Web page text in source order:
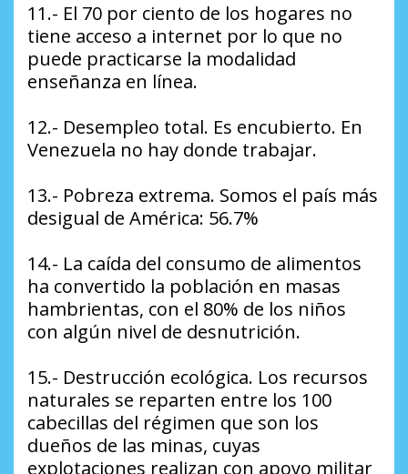
11.- El 70 por ciento de los hogares no
tiene acceso a internet por lo que no
puede practicarse la modalidad
enseñanza en línea.
12.- Desempleo total. Es encubierto. En
Venezuela no hay donde trabajar.
13.- Pobreza extrema. Somos el país más
desigual de América: 56.7%
14.- La caída del consumo de alimentos
ha convertido la población en masas
hambrientas, con el 80% de los niños
con algún nivel de desnutrición.
15.- Destrucción ecológica. Los recursos
naturales se reparten entre los 100
cabecillas del régimen que son los
dueños de las minas, cuyas
explotaciones realizan con apoyo militar